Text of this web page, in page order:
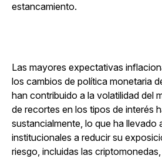
estancamiento.
Las mayores expectativas
los cambios de política monetaria
han contribuido a la volatilidad del
de recortes en los tipos de interés
sustancialmente, lo que ha llevado
institucionales a reducir su
riesgo, incluidas las